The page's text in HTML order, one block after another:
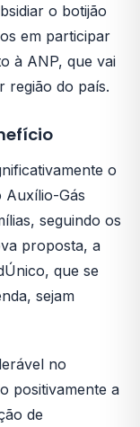
o botijão
em participar
à ANP, que vai
região do país.
o
Auxílio-Gás
seguindo os
proposta, a
que se
sejam
no
positivamente a
de